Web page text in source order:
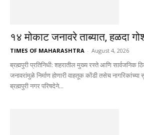
१४ मोकाट जनावरे ताब्यात, हळदा
TIMES OF MAHARASHTRA - August 4, 2026
ब्रह्मपुरी प्रतिनिधी: शहरातील मुख्य रस्ते आणि सार्वजनिक
जनावरांमुळे निर्माण होणारी वाहतूक कोंडी तसेच नागरिकांच्या
ब्रह्मपुरी नगर परिषदेने...